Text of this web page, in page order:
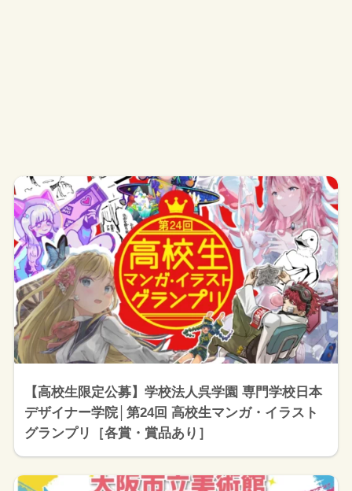
【高校生限定公募】学校法人呉学園 専門学校日本
デザイナー学院│第24回 高校生マンガ・イラスト
グランプリ［各賞・賞品あり］